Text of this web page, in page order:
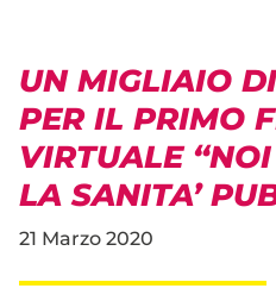
UN MIGLIAIO
PER IL PRIMO
VIRTUALE
LA SANITA’
21 Marzo 2020